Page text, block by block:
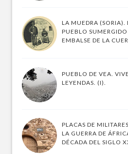
LA MUEDRA
PUEBLO
EMBALSE DE LA
PUEBLO DE VEA.
LEYENDAS. (I).
PLACAS DE
LA GUERRA DE
DÉCADA DEL SIGLO